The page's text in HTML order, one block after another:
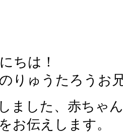
ちは！
りゅうたろうお
ました、赤ちゃ
お伝えします。